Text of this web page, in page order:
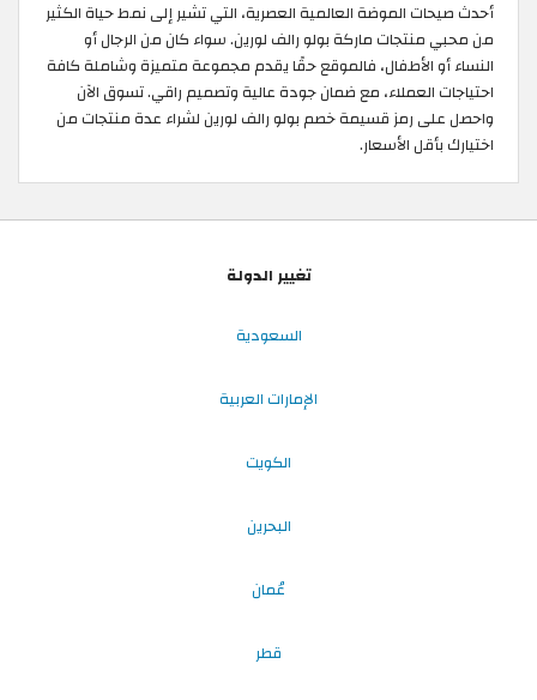
أحدث صيحات الموضة العالمية العصرية، التي تشير إلى نمط حياة الكثير
من محبي منتجات ماركة بولو رالف لورين. سواء كان من الرجال أو
النساء أو الأطفال، فالموقع حقًا يقدم مجموعة متميزة وشاملة كافة
احتياجات العملاء، مع ضمان جودة عالية وتصميم راقي. تسوق الآن
واحصل على رمز قسيمة خصم بولو رالف لورين لشراء عدة منتجات من
اختيارك بأقل الأسعار.
تغيير الدولة
السعودية
الإمارات العربية
الكويت
البحرين
عُمان
قطر